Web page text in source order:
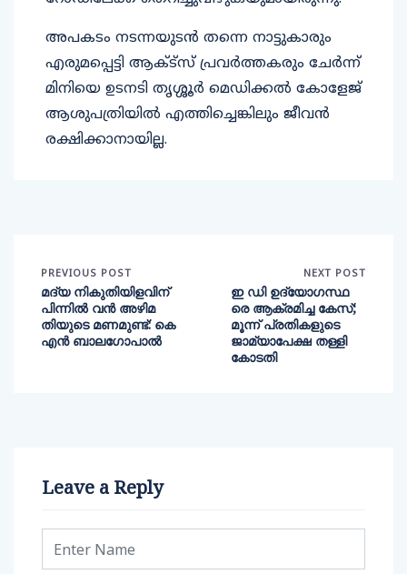
അപകടം നടന്നയുടൻ തന്നെ നാട്ടുകാരും
എരുമപ്പെട്ടി ആക്ട്സ് പ്രവർത്തകരും ചേർന്ന്
മിനിയെ ഉടനടി തൃശ്ശൂർ മെഡിക്കൽ കോളേജ്
ആശുപത്രിയിൽ എത്തിച്ചെങ്കിലും ജീവൻ
രക്ഷിക്കാനായില്ല.
PREVIOUS POST
മദ്യ നികുതിയിളവിന്
പിന്നിൽ വൻ അഴിമ
തിയുടെ മണമുണ്ട്: കെ
എൻ ബാലഗോപാൽ
NEXT POST
ഇ ഡി ഉദ്യോഗസ്ഥ
രെ ആക്രമിച്ച കേസ്;
മൂന്ന് പ്രതികളുടെ
ജാമ്യാപേക്ഷ തള്ളി
കോടതി
Leave a Reply